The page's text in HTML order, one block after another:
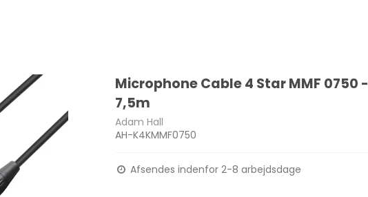
Microphone Cable 4 Star MMF 0750 -
7,5m
Adam Hall
AH-K4KMMF0750
Afsendes indenfor 2-8 arbejdsdage